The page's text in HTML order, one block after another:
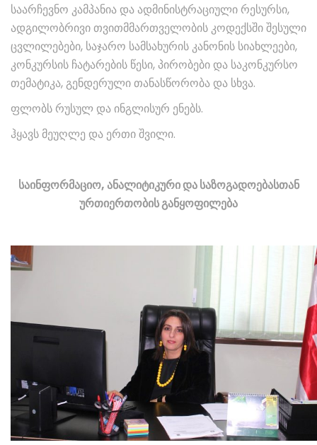
საარჩევნო კამპანია და ადმინისტრაციული რესურსი,
ადგილობრივი თვითმმართველობის კოდექსში შესული
ცვლილებები, საჯარო სამსახურის კანონის სიახლეები,
კონკურსის ჩატარების წესი, პირობები და საკონკურსო
თემატიკა, გენდერული თანასწორობა და სხვა.
ფლობს რუსულ და ინგლისურ ენებს.
ჰყავს მეუღლე და ერთი შვილი.
საინფორმაციო, ანალიტიკური და საზოგადოებასთან
ურთიერთობის განყოფილება